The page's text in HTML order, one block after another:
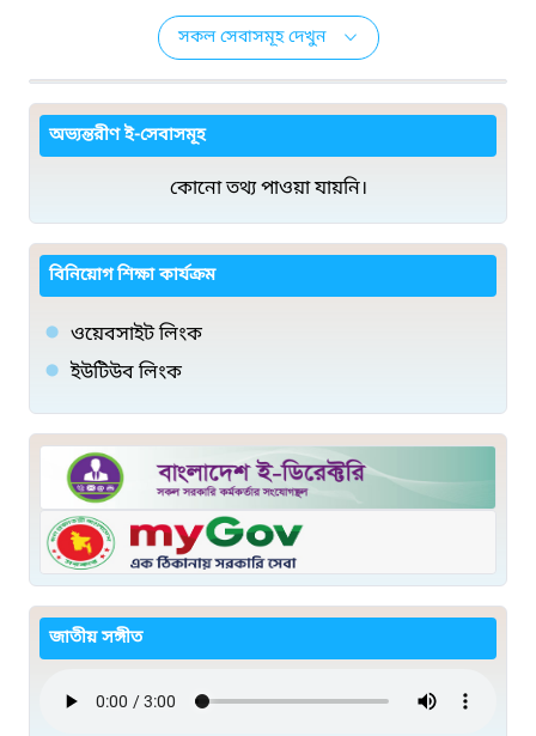
সকল সেবাসমূহ দেখুন
অভ্যন্তরীণ ই-সেবাসমূহ
কোনো তথ্য পাওয়া যায়নি।
বিনিয়োগ শিক্ষা কার্যক্রম
ওয়েবসাইট লিংক
ইউটিউব লিংক
জাতীয় সঙ্গীত